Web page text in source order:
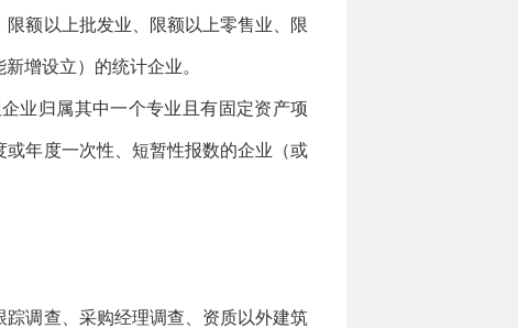
额以上批发业、限额以上零售业、限
增设立）的统计企业。
业归属其中一个专业且有固定资产项
年度一次性、短暂性报数的企业（或
调查、采购经理调查、资质以外建筑